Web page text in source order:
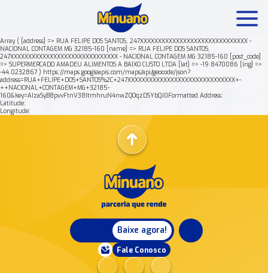
Array ( [address] => RUA FELIPE DOS SANTOS, 247XXXXXXXXXXXXXXXXXXXXXXXXXXXXXX -
NACIONAL CONTAGEM MG 32185-160 [name] => RUA FELIPE DOS SANTOS,
247XXXXXXXXXXXXXXXXXXXXXXXXXXXXXX - NACIONAL CONTAGEM MG 32185-160 [post_code]
=> SUPERMERCADO AMADEU ALIMENTOS A BAIXO CUSTO LTDA [lat] => -19.8470086 [lng] =>
-44.0232867 ) https://maps.googleapis.com/maps/api/geocode/json?
address=RUA+FELIPE+DOS+SANTOS%2C+247XXXXXXXXXXXXXXXXXXXXXXXXXXXXXX+-
++NACIONAL+CONTAGEM+MG+32185-
160&key=AIzaSyB8pvvFtnV38ItmhruN4nwZQOqzDSYbQJ0Formatted Address:
Latitude:
Longitude:
Baixe agora!
Fale Conosco
Mais buscados: Produtos Minuano Rende +
Nossa história